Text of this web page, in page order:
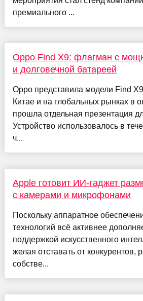
премиального ...
Oppo Find X9: флагман с
и долговечной батареей
Oppo представила модели Find
Китае и на глобальных рынках в
прошла отдельная презентация
Устройство использовалось в
ч...
Apple готовит ИИ-гаджет
с камерами и микрофонами
Поскольку аппаратное
технологий всё активнее
поддержкой искусственного
желая отставать от конкурентов,
собстве...